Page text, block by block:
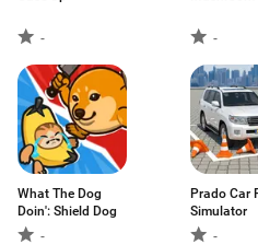
- -
What The Dog
Doin': Shield Dog
-
Prado Car
Simulator
-